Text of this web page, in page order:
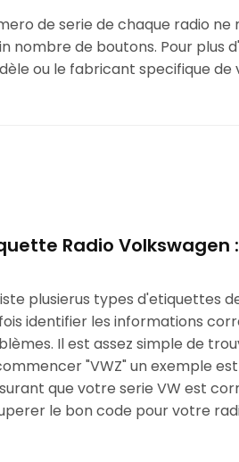
de serie de chaque radio
nombre de boutons. Pour plus
ou le fabricant specifique
Radio Volkswagen :
plusierus types d'etiquettes
identifier les informations
Il est assez simple de
"VWZ" un exemple est
que votre serie VW est
le bon code pour votre